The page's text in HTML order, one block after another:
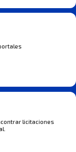
licitaciones